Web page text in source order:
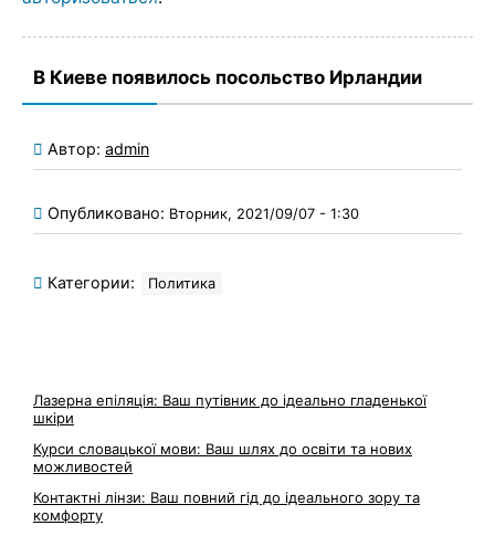
В Киеве появилось посольство Ирландии
Автор: admin
Опубликовано: Вторник, 2021/09/07 - 1:30
Категории: Политика
Лазерна епіляція: Ваш путівник до ідеально гладенької
шкіри
Курси словацької мови: Ваш шлях до освіти та нових
можливостей
Контактні лінзи: Ваш повний гід до ідеального зору та
комфорту